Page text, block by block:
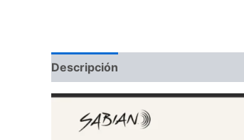
Descripción